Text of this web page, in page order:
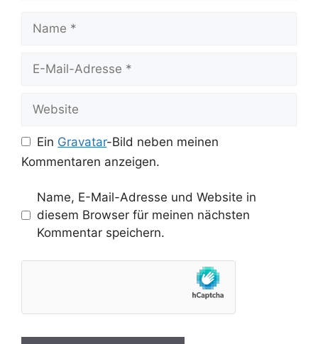
Mail-
Ein Gravatar-Bild neben meinen
Kommentaren anzeigen.
Name, E-Mail-Adresse und Website in
diesem Browser für meinen nächsten
Kommentar speichern.